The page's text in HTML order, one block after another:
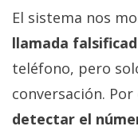
El sistema nos
llamada
teléfono, pero
conversación. Por
detectar el